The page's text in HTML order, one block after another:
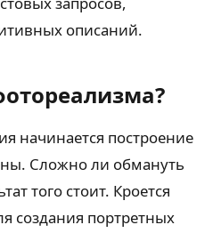
описаний.
начинается построение
Сложно ли обмануть
того стоит. Кроется
создания портретных